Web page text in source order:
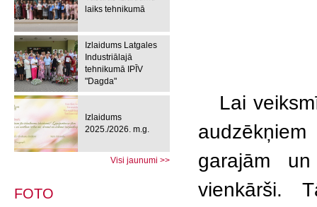
laiks tehnikumā
Izlaidums Latgales
Industriālajā
tehnikumā IPĪV
"Dagda"
Izlaidums
2025./2026. m.g.
Visi jaunumi >>
FOTO
Lai
garajām
vienkārši.